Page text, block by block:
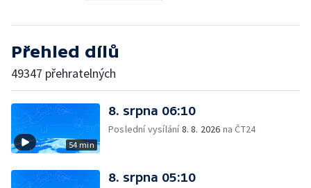
Přehled dílů
49347 přehratelných
54 min
8. srpna 06:10
Poslední vysílání8. 8. 2026 na ČT24
8. srpna 05:10